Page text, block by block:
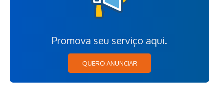
Promova seu serviço aqui.
QUERO ANUNCIAR